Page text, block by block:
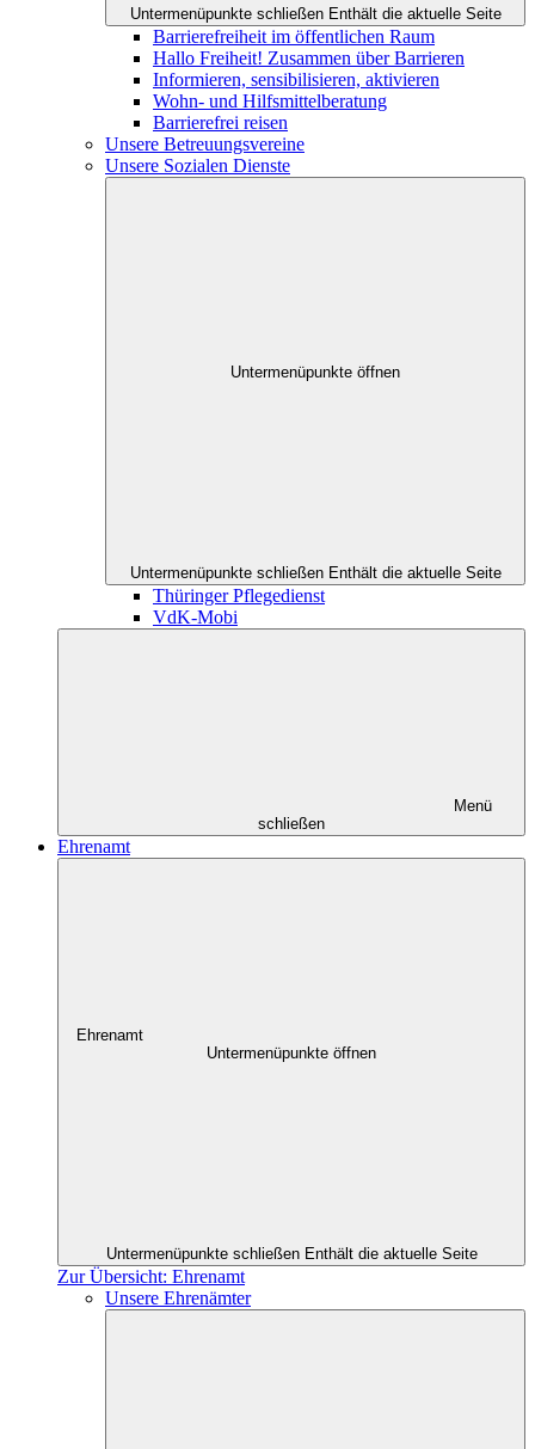
Untermenüpunkte schließen Enthält die aktuelle Seite
Barrierefreiheit im öffentlichen Raum
Hallo Freiheit! Zusammen über Barrieren
Informieren, sensibilisieren, aktivieren
Wohn- und Hilfsmittelberatung
Barrierefrei reisen
Unsere Betreuungsvereine
Unsere Sozialen Dienste
Untermenüpunkte öffnen
Untermenüpunkte schließen Enthält die aktuelle Seite
Thüringer Pflegedienst
VdK-Mobi
Menü
schließen
Ehrenamt
Ehrenamt
Untermenüpunkte öffnen
Untermenüpunkte schließen Enthält die aktuelle Seite
Zur Übersicht: Ehrenamt
Unsere Ehrenämter